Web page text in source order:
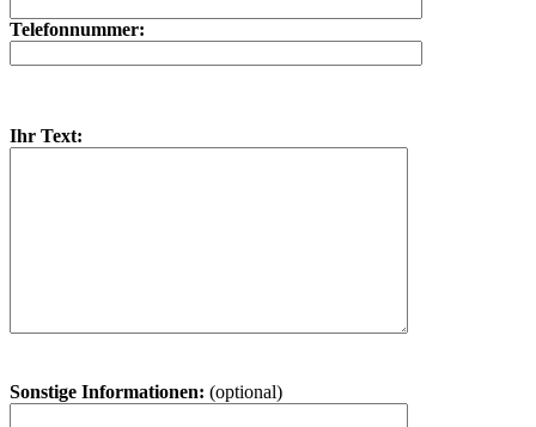
Telefonnummer:
Ihr Text:
Sonstige Informationen: (optional)